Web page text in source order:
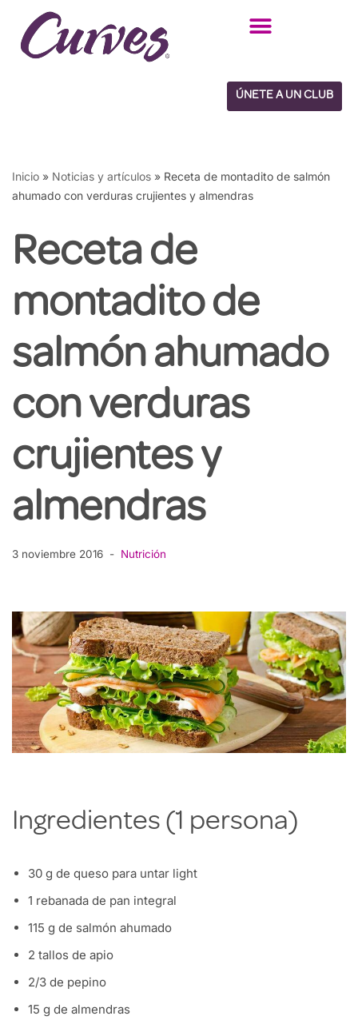
Saltar
ÚNETE A UN CLUB
Inicio » Noticias y artículos » Receta de montadito de salmón
ahumado con verduras crujientes y almendras
Receta de
montadito de
salmón ahumado
con verduras
crujientes y
almendras
3 noviembre 2016 Nutrición
Ingredientes (1 persona)
30 g de queso para untar light
1 rebanada de pan integral
115 g de salmón ahumado
2 tallos de apio
2/3 de pepino
15 g de almendras